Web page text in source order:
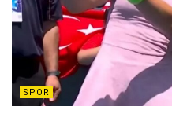
SPOR